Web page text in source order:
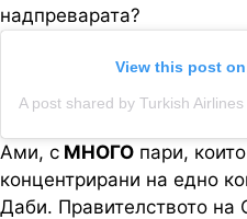
надпреварата?
View this post
Ами, с МНОГО пари,
концентрирани на едно
Даби. Правителството на